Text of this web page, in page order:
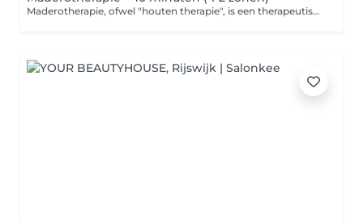
Maderotherapie, ofwel "houten therapie", is een therapeutische methode die gebruik maakt van speciale houten instrumenten voor massage en stimulatie van verschillende delen van het lichaam. Deze methode komt uit Colombia en staat bekend om zijn voordelen voor gezondheid en esthetiek. Contra-indicaties: Acute ontstekingen en infecties Huidziekten Spataderen en vaatziekten Hoge bloeddruk Zwangerschap Borstvoeding Tumoren en kanker Aandoeningen van het lymfestelsel Acute rug- of spierpijn Chronische of auto-immuunziekten